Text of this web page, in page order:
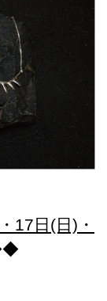
17日(日)・